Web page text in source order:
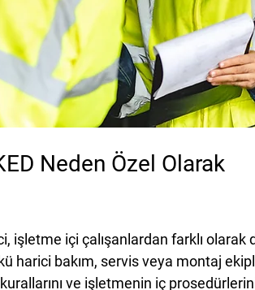
Neden Özel Olarak
işletme içi çalışanlardan farklı olarak
harici bakım, servis veya montaj
ve işletmenin iç